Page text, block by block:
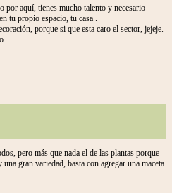
por aquí, tienes mucho talento y necesario
tu propio espacio, tu casa .
porque si que esta caro el sector, jejeje.
pero más que nada el de las plantas porque
gran variedad, basta con agregar una maceta